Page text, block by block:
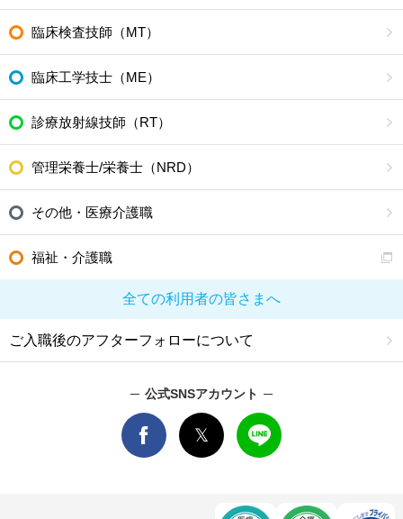
臨床検査技師（MT）
臨床工学技士（ME）
診療放射線技師（RT）
管理栄養士/栄養士（NRD）
その他・医療介護職
福祉・介護職
全ての利用者の皆さまへ
ご入職後のアフターフォローについて
公式SNSアカウント